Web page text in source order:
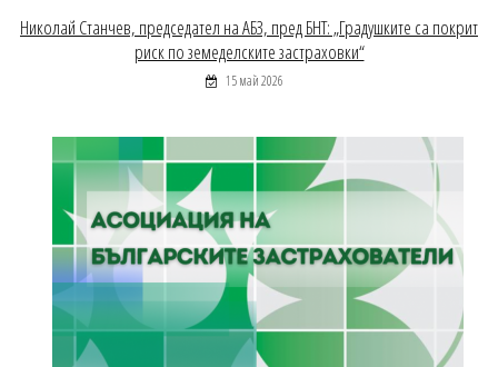
Николай Станчев, председател на АБЗ, пред БНТ: „Градушките са покрит
риск по земеделските застраховки“
15 май 2026